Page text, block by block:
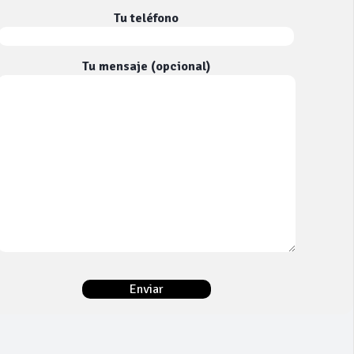
Tu teléfono
Tu mensaje (opcional)